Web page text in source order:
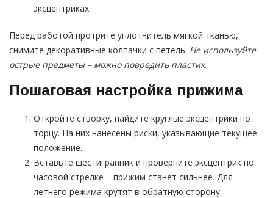
эксцентриках.
Перед работой протрите уплотнитель мягкой тканью,
снимите декоративные колпачки с петель. Не используйте
острые предметы – можно повредить пластик.
Пошаговая настройка прижима
Откройте створку, найдите круглые эксцентрики по
торцу. На них нанесены риски, указывающие текущее
положение.
Вставьте шестигранник и проверните эксцентрик по
часовой стрелке – прижим станет сильнее. Для
летнего режима крутят в обратную сторону.